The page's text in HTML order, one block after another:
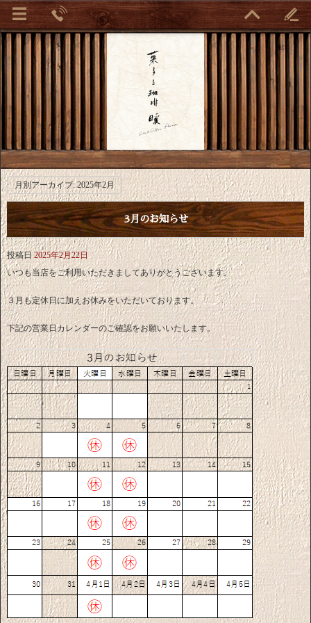
月別アーカイブ:2025年2月
3月のお知らせ
投稿日 2025年2月22日
いつも当店をご利用いただきましてありがとうございます。
３月も定休日に加えお休みをいただいております。
下記の営業日カレンダーのご確認をお願いいたします。